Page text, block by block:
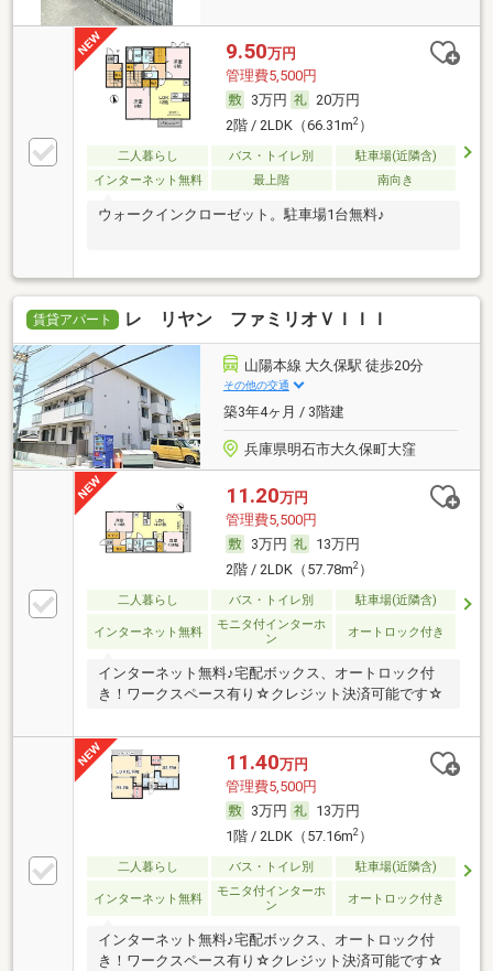
9.50万円
管理費5,500円
3万円
20万円
2階 / 2LDK（66.31m2）
二人暮らし バス・トイレ別
駐車場(近隣含)
インターネット無料
最上階 南向き
ウォークインクローゼット。駐車場1台無料♪
賃貸アパート レ リヤン ファミリオＶＩＩＩ
山陽本線 大久保駅 徒歩20分
その他の交通
築3年4ヶ月 / 3階建
兵庫県明石市大久保町大窪
11.20万円
管理費5,500円
3万円
13万円
2階 / 2LDK（57.78m2）
二人暮らし バス・トイレ別 駐車場(近隣含)
インターネット無料
モニタ付インターホ
ン
オートロック付き
インターネット無料♪宅配ボックス、オートロック付
き！ワークスペース有り☆クレジット決済可能です☆
11.40万円
管理費5,500円
3万円
13万円
1階 / 2LDK（57.16m2）
二人暮らし バス・トイレ別 駐車場(近隣含)
インターネット無料
モニタ付インターホ
ン
オートロック付き
インターネット無料♪宅配ボックス、オートロック付
き！ワークスペース有り☆クレジット決済可能です☆